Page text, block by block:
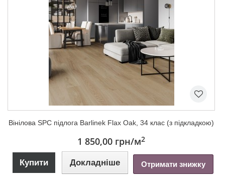
Вінілова SPC підлога Barlinek Flax Oak, 34 клас (з підкладкою)
1 850,00 грн/м2
Купити Докладніше Отримати знижку